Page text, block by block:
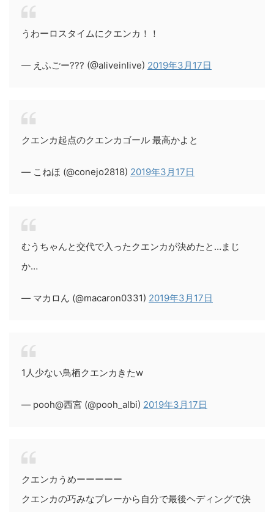
うわーロスタイムにクエンカ！！
— えふごー??? (@aliveinlive) 2019年3月17日
クエンカ起点のクエンカゴール 最高かよと
— こねほ (@conejo2818) 2019年3月17日
むうちゃんと交代で入ったクエンカが決めたと…まじ
か…
— マカロん (@macaron0331) 2019年3月17日
1人少ない鳥栖クエンカきたw
— pooh@西宮 (@pooh_albi) 2019年3月17日
クエンカうめーーーーー
クエンカの巧みなプレーから自分で最後ヘディングで決